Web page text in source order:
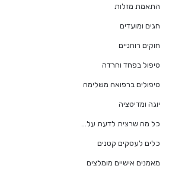
התאמת מזלות
חגים ומועדים
חוקים רוחניים
טיפול בפחד וחרדה
טיפולים ברפואה משלימה
יוגה ומדיטציה
כל מה שרצית לדעת על…
כלים לעסקים קטנים
מאמנים אישיים מומלצים